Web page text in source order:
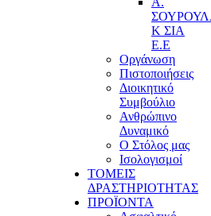
Κ ΣΙΑ
Ε.Ε
Οργάνωση
Πιστοποιήσεις
Διοικητικό
Συμβούλιο
Ανθρώπινο
Δυναμικό
Ο Στόλος μας
Ισολογισμοί
ΤΟΜΕΙΣ
ΔΡΑΣΤΗΡΙΟΤΗΤΑΣ
ΠΡΟΪΟΝΤΑ